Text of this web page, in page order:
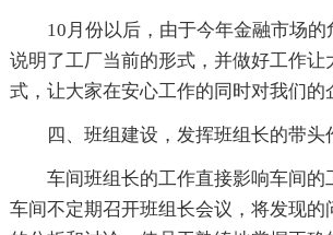
10月份以后，由于今年金融市场
说明了工厂当前的形式，并做好工作让
式，让大家在安心工作的同时对我们的
四、班组建设，发挥班组长的带头
车间班组长的工作直接影响车间的
车间不定期召开班组长会议，将发现的